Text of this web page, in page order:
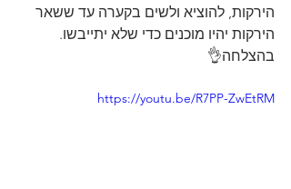
הירקות, להוציא ולשים בקערה עד ששאר
הירקות יהיו מוכנים כדי שלא יתייבשו.
בהצלחה👌
https://youtu.be/R7PP-ZwEtRM